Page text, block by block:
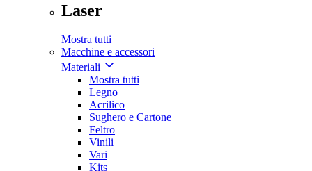
Laser
Mostra tutti
Macchine e accessori
Materiali
Mostra tutti
Legno
Acrilico
Sughero e Cartone
Feltro
Vinili
Vari
Kits